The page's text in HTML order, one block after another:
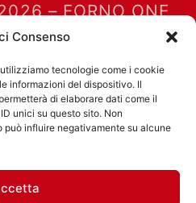
Consenso
tecnologie come i cookie
informazioni del dispositivo. Il
di elaborare dati come il
unici su questo sito. Non
influire negativamente su alcune
– FORNO ONE
MR FORNO
Codice fiscale:
31/A, Roma